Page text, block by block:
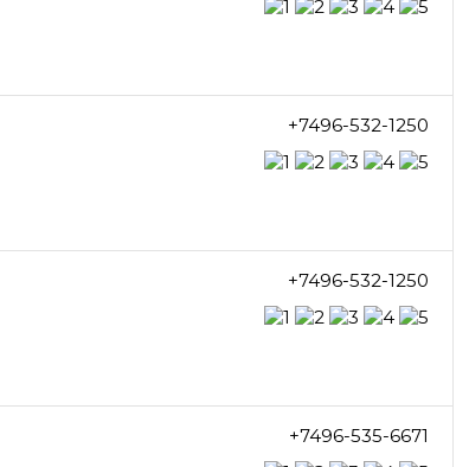
+7496-532-1250
+7496-532-1250
+7496-535-6671